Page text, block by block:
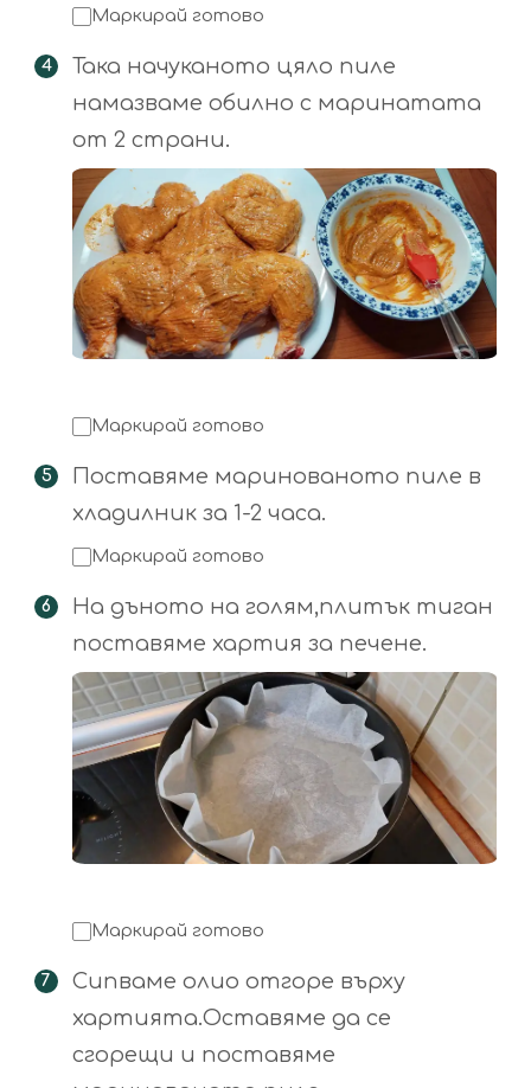
Маркирай готово
Така начуканото цяло пиле
намазваме обилно с маринатата
от 2 страни.
Маркирай готово
Поставяме маринованото пиле в
хладилник за 1-2 часа.
Маркирай готово
На дъното на голям,плитък тиган
поставяме хартия за печене.
Маркирай готово
Сипваме олио отгоре върху
хартията.Оставяме да се
сгорещи и поставяме